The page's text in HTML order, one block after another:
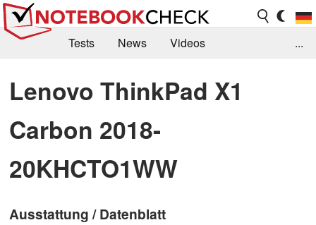
Tests News
Videos
Kaufberatung
Deals Suche
Jobs
Forum
...
Lenovo ThinkPad X1
Carbon 2018-
20KHCTO1WW
Ausstattung / Datenblatt